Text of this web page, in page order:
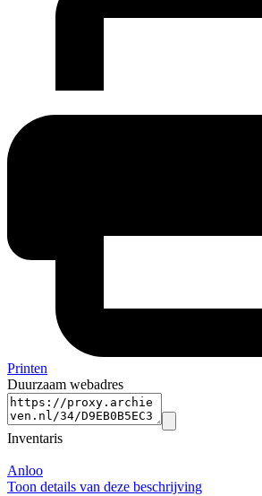
Printen
Duurzaam webadres
Inventaris
Anloo
Toon details van deze beschrijving